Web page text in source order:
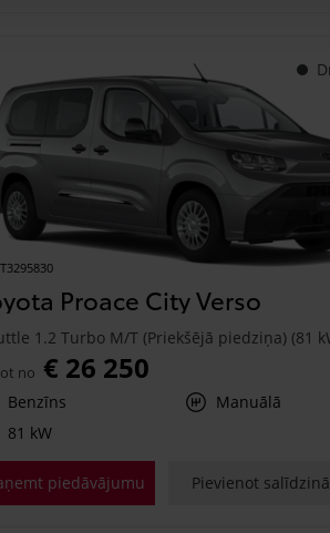
Proace City Verso
1.2 Turbo M/T (Priekšējā piedziņa) (81
no € 26 250
Benzīns
Manuālā
81 kW
piedāvājumu Pievienot